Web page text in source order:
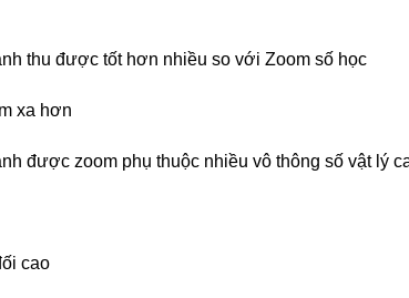
thu được tốt hơn nhiều so với Zoom số học
xa hơn
được zoom phụ thuộc nhiều vô thông số vật lý
cao